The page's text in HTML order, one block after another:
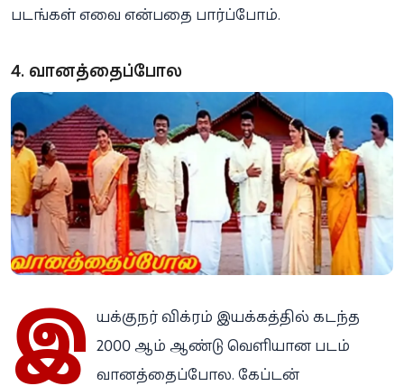
படங்கள் எவை என்பதை பார்ப்போம்.
4. வானத்தைப்போல
இ யக்குநர் விக்ரம் இயக்கத்தில் கடந்த
2000 ஆம் ஆண்டு வெளியான படம்
வானத்தைப்போல. கேப்டன்